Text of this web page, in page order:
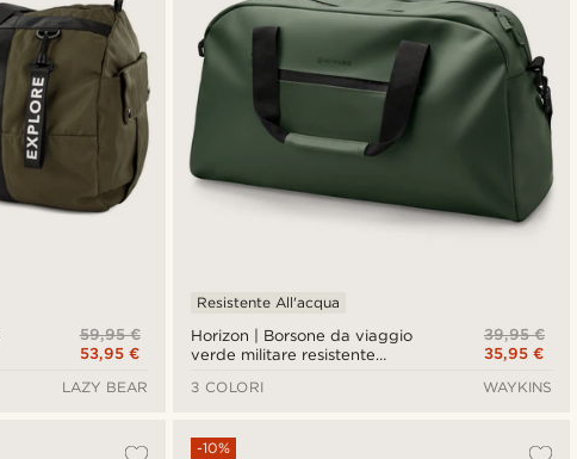
Più costosi
59,95 €
53,95 €
LAZY BEAR
Horizon | Borsone da viaggio
verde militare resistente
Resistente All'acqua
39,95 €
35,95 €
3 COLORI
WAYKINS
-10%